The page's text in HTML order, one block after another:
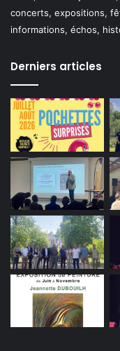
concerts, expositions,
informations, échos,
Derniers articles